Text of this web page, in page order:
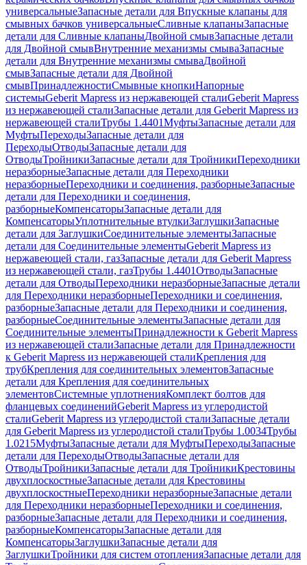
универсальныеЗапасные детали для Впускные клапаны для
смывных бачков универсальныеСливные клапаныЗапасные
детали для Сливные клапаныДвойной смывЗапасные детали
для Двойной смывВнутренние механизмы смываЗапасные
детали для Внутренние механизмы смываДвойной
смывЗапасные детали для Двойной
смывПринадлежностиСмывные кнопкиНапорные
системыGeberit Mapress из нержавеющей сталиGeberit Mapress
из нержавеющей сталиЗапасные детали для Geberit Mapress из
нержавеющей сталиТрубы 1.4401МуфтыЗапасные детали для
МуфтыПереходыЗапасные детали для
ПереходыОтводыЗапасные детали для
ОтводыТройникиЗапасные детали для ТройникиПереходники
неразборныеЗапасные детали для Переходники
неразборныеПереходники и соединения, разборныеЗапасные
детали для Переходники и соединения,
разборныеКомпенсаторыЗапасные детали для
КомпенсаторыУплотнительные втулкиЗаглушкиЗапасные
детали для ЗаглушкиСоединительные элементыЗапасные
детали для Соединительные элементыGeberit Mapress из
нержавеющей стали, газЗапасные детали для Geberit Mapress
из нержавеющей стали, газТрубы 1.4401ОтводыЗапасные
детали для ОтводыПереходники неразборныеЗапасные детали
для Переходники неразборныеПереходники и соединения,
разборныеЗапасные детали для Переходники и соединения,
разборныеСоединительные элементыЗапасные детали для
Соединительные элементыПринадлежности к Geberit Mapress
из нержавеющей сталиЗапасные детали для Принадлежности
к Geberit Mapress из нержавеющей сталиКрепления для
трубКрепления для соединительных элементовЗапасные
детали для Крепления для соединительных
элементовСистемные уплотненияКомплект болтов для
фланцевых соединенийGeberit Mapress из углеродистой
сталиGeberit Mapress из углеродистой сталиЗапасные детали
для Geberit Mapress из углеродистой сталиТрубы 1.0034Трубы
1.0215МуфтыЗапасные детали для МуфтыПереходыЗапасные
детали для ПереходыОтводыЗапасные детали для
ОтводыТройникиЗапасные детали для ТройникиКрестовины
двухплоскостныеЗапасные детали для Крестовины
двухплоскостныеПереходники неразборныеЗапасные детали
для Переходники неразборныеПереходники и соединения,
разборныеЗапасные детали для Переходники и соединения,
разборныеКомпенсаторыЗапасные детали для
КомпенсаторыЗаглушкиЗапасные детали для
ЗаглушкиТройники для систем отопленияЗапасные детали для